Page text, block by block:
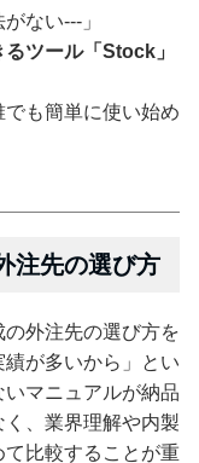
ない---」
ツール「Stock」
も簡単に使い始め
注先の選び方
外注先の選び方を
が多いから」とい
マニュアルが納品
、業界理解や内製
比較することが重